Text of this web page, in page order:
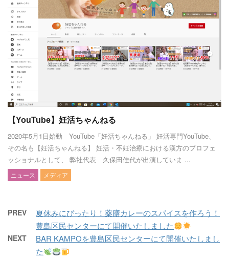
【YouTube】妊活ちゃんねる
2020年5月1日始動 YouTube「妊活ちゃんねる」 妊活専門YouTube、
その名も【妊活ちゃんねる】 妊活・不妊治療における漢方のプロフェ
ッショナルとして、 弊社代表 久保田佳代が出演していま ...
ニュース メディア
PREV
夏休みにぴったり！薬膳カレーのスパイスを作ろう！
豊島区民センターにて開催いたしました
NEXT
BAR KAMPOを豊島区民センターにて開催いたしまし
た